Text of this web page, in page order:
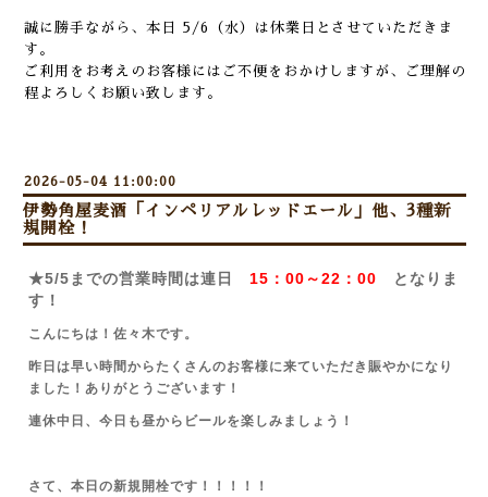
誠に勝手ながら、本日 5/6（水）は休業日とさせていただきま
す。
ご利用をお考えのお客様にはご不便をおかけしますが、ご理解の
程よろしくお願い致します。
2026-05-04 11:00:00
伊勢角屋麦酒「インペリアルレッドエール」他、3種新
規開栓！
★5/5までの営業時間は連日 15：00～22：00
となりま
す！
こんにちは！佐々木です。
昨日は早い時間からたくさんのお客様に来ていただき賑やかになり
ました！ありがとうございます！
連休中日、今日も昼からビールを楽しみましょう！
さて、本日の新規開栓です！！！！！